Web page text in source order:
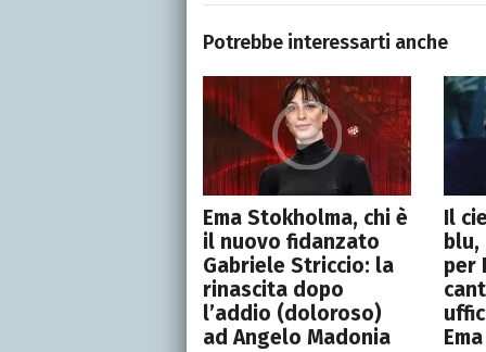
Potrebbe interessarti anche
Ema Stokholma, chi è
il nuovo fidanzato
Gabriele Striccio: la
rinascita dopo
l’addio (doloroso)
ad Angelo Madonia
Il
per